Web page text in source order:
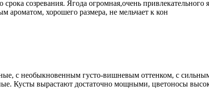
созревания. Ягода огромная,очень привлекательного
ароматом, хорошего размера, не мельчает к кон
с необыкновенным густо-вишневым оттенком, с
Кусты вырастают достаточно мощными, цветоносы